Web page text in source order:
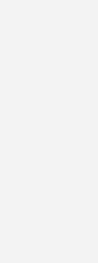
wird auch nur ein
zeigen: Auch ohne
gekommen.
für unseren
Ultimo bei den
der weltweit
ist ein
ökonomische
beispielsweise
Vizechef der
Erinnerung: Der